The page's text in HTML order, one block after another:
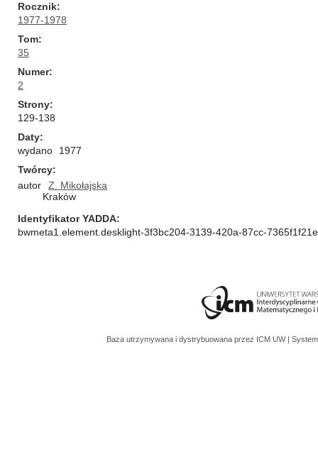
Rocznik
1977-1978
Tom
35
Numer
2
Strony
129-138
Daty
wydano
1977
Twórcy
autor
Z. Mikołajska
Kraków
Identyfikator YADDA
bwmeta1.element.desklight-3f3bc204-3139-420a-87cc-
Baza utrzymywana i dystrybuowana przez ICM UW |